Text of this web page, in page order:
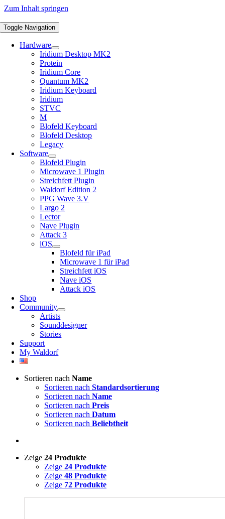
Zum Inhalt springen
Toggle Navigation
Hardware
Iridium Desktop MK2
Protein
Iridium Core
Quantum MK2
Iridium Keyboard
Iridium
STVC
M
Blofeld Keyboard
Blofeld Desktop
Legacy
Software
Blofeld Plugin
Microwave 1 Plugin
Streichfett Plugin
Waldorf Edition 2
PPG Wave 3.V
Largo 2
Lector
Nave Plugin
Attack 3
iOS
Blofeld für iPad
Microwave 1 für iPad
Streichfett iOS
Nave iOS
Attack iOS
Shop
Community
Artists
Sounddesigner
Stories
Support
My Waldorf
Sortieren nach Name
Sortieren nach Standardsortierung
Sortieren nach Name
Sortieren nach Preis
Sortieren nach Datum
Sortieren nach Beliebtheit
Zeige 24 Produkte
Zeige 24 Produkte
Zeige 48 Produkte
Zeige 72 Produkte